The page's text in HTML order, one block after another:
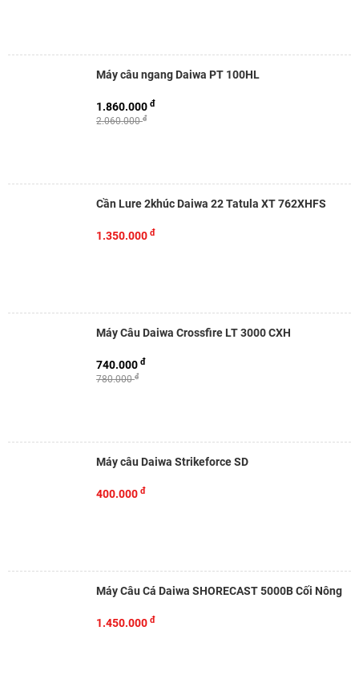
Máy câu ngang Daiwa PT 100HL
2.060.000đ
1.860.000 đ
Cần Lure 2khúc Daiwa 22 Tatula XT 762XHFS
1.350.000 đ
Máy Câu Daiwa Crossfire LT 3000 CXH
780.000đ
740.000 đ
Máy câu Daiwa Strikeforce SD
400.000 đ
Máy Câu Cá Daiwa SHORECAST 5000B Cối Nông
1.450.000 đ